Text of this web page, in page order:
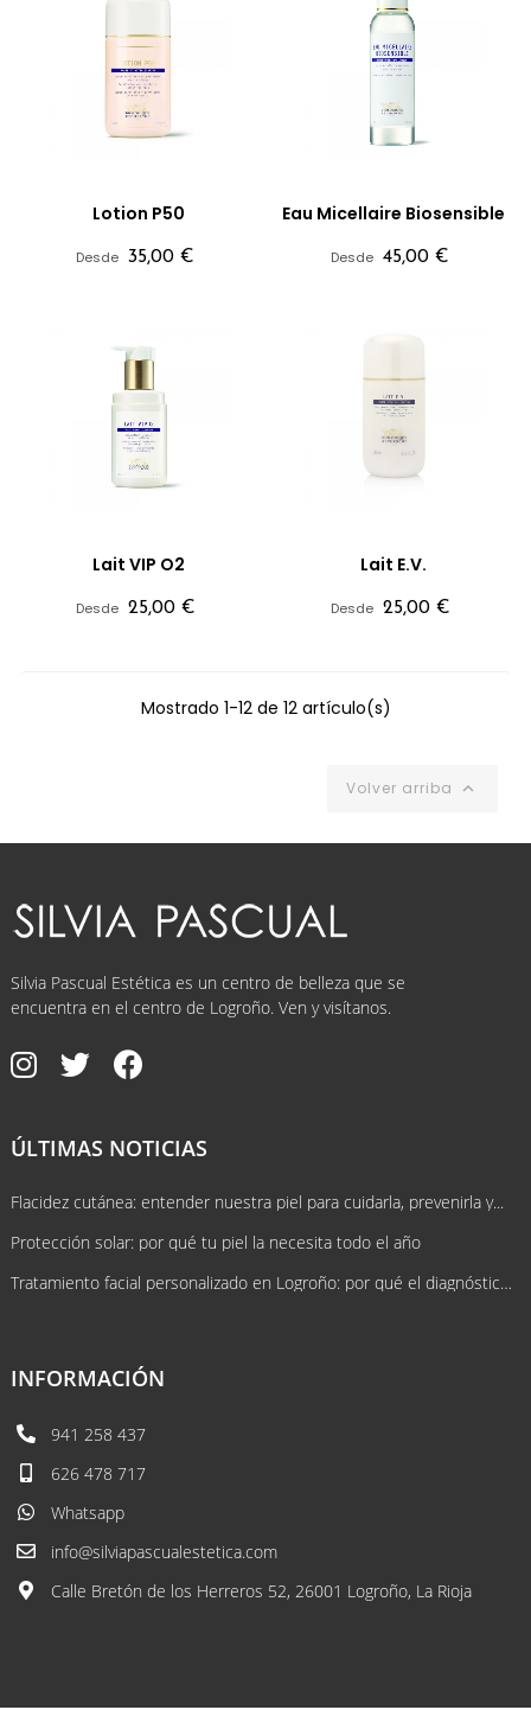
Lotion P50
Desde Precio
35,00 €
Eau Micellaire Biosensible
Desde Precio
45,00 €
Lait VIP O2
Desde Precio
25,00 €
Lait E.V.
Desde Precio
25,00 €
Mostrado 1-12 de 12 artículo(s)
Volver arriba 
Silvia Pascual Estética es un centro de belleza que se
encuentra en el centro de Logroño. Ven y visítanos.
ÚLTIMAS NOTICIAS
Flacidez cutánea: entender nuestra piel para cuidarla, prevenirla y...
Protección solar: por qué tu piel la necesita todo el año
Tratamiento facial personalizado en Logroño: por qué el diagnóstico lo cambia...
INFORMACIÓN
941 258 437
626 478 717
Whatsapp
info@silviapascualestetica.com
Calle Bretón de los Herreros 52, 26001 Logroño, La Rioja